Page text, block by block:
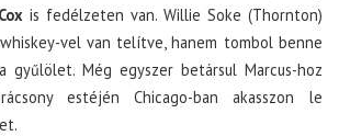
is fedélzeten van. Willie Soke (Thornton)
vel van telítve, hanem tombol benne
gyűlölet. Még egyszer betársul Marcus-hoz
estéjén Chicago-ban akasszon le